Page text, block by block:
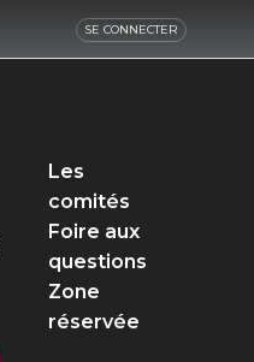
SE CONNECTER
Les
comités
Foire aux
questions
Zone
réservée